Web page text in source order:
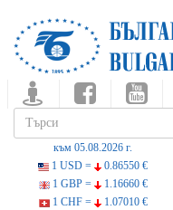
към 05.08.2026 г.
1 USD =
0.86550 €
1 GBP =
1.16660 €
1 CHF =
1.07010 €